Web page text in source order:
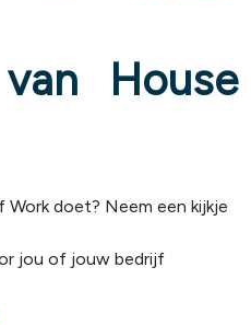
House
doet? Neem een kijkje
jou of jouw bedrijf